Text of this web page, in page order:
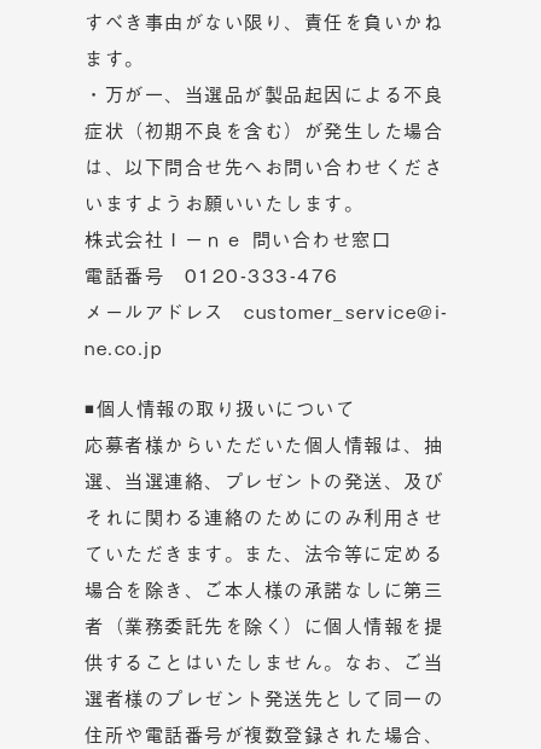
すべき事由がない限り、責任を負いかね
ます。
・万が一、当選品が製品起因による不良
症状（初期不良を含む）が発生した場合
は、以下問合せ先へお問い合わせくださ
いますようお願いいたします。
株式会社Ｉーｎｅ 問い合わせ窓口
電話番号 0120-333-476
メールアドレスcustomer_service@i-
ne.co.jp
◾個人情報の取り扱いについて
応募者様からいただいた個人情報は、抽
選、当選連絡、プレゼントの発送、及び
それに関わる連絡のためにのみ利用させ
ていただきます。また、法令等に定める
場合を除き、ご本人様の承諾なしに第三
者（業務委託先を除く）に個人情報を提
供することはいたしません。なお、ご当
選者様のプレゼント発送先として同一の
住所や電話番号が複数登録された場合、